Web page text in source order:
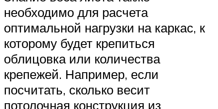
необходимо для расчета
оптимальной нагрузки на каркас, к
которому будет крепиться
облицовка или количества
крепежей. Например, если
посчитать, сколько весит
потолочная конструкция из